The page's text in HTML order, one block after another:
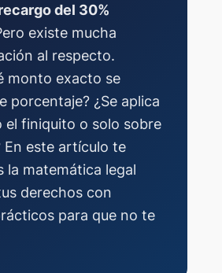
del 30%
existe mucha
al respecto.
monto exacto se
porcentaje? ¿Se aplica
el finiquito o solo sobre
En este artículo te
la matemática legal
derechos con
para que no te